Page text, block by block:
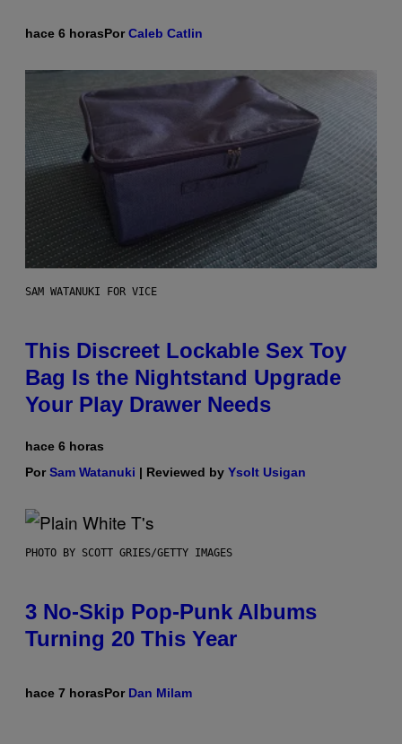
hace 6 horasPorCaleb Catlin
SAM WATANUKI FOR VICE
This Discreet Lockable Sex Toy
Bag Is the Nightstand Upgrade
Your Play Drawer Needs
hace 6 horas
PorSam Watanuki | Reviewed by Ysolt Usigan
PHOTO BY SCOTT GRIES/GETTY IMAGES
3 No-Skip Pop-Punk Albums
Turning 20 This Year
hace 7 horasPor Dan Milam